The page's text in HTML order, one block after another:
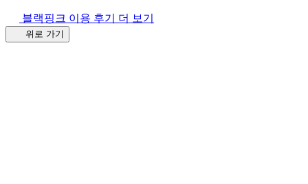
블랙핑크 이용 후기 더 보기
위로 가기